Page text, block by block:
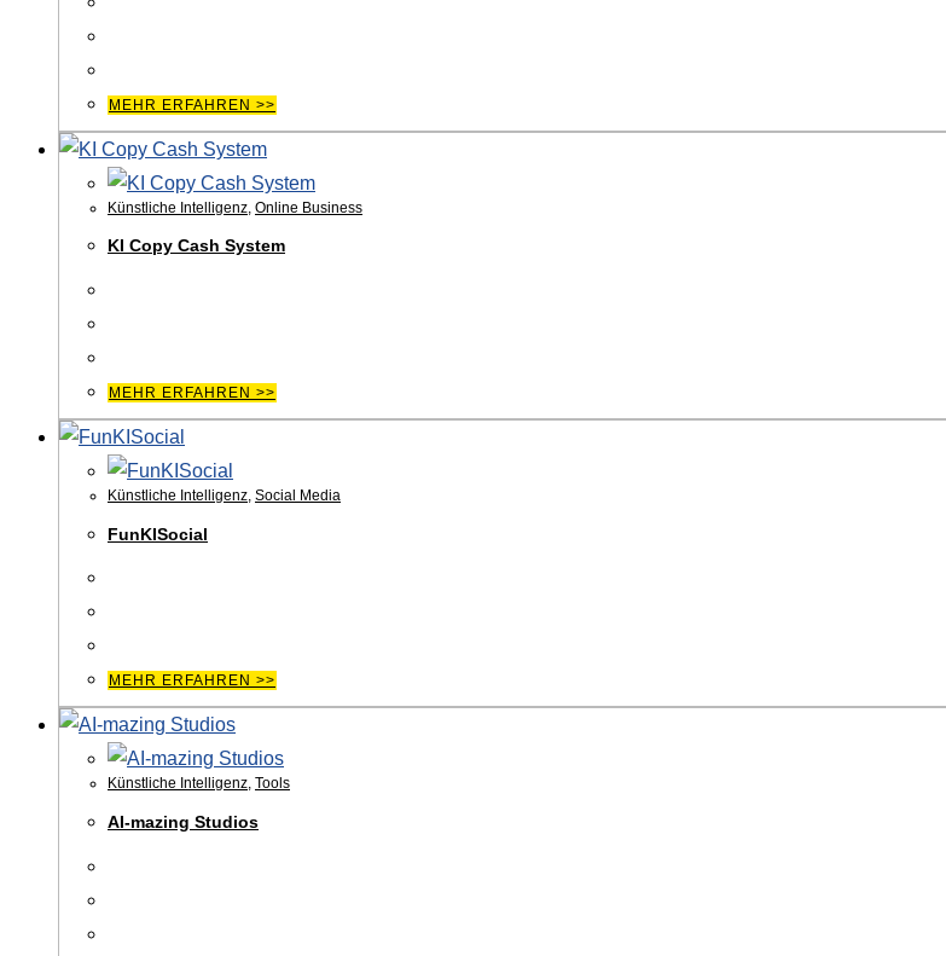
MEHR ERFAHREN >>
Künstliche Intelligenz, Online Business
KI Copy Cash System
MEHR ERFAHREN >>
Künstliche Intelligenz, Social Media
FunKISocial
MEHR ERFAHREN >>
Künstliche Intelligenz, Tools
AI-mazing Studios